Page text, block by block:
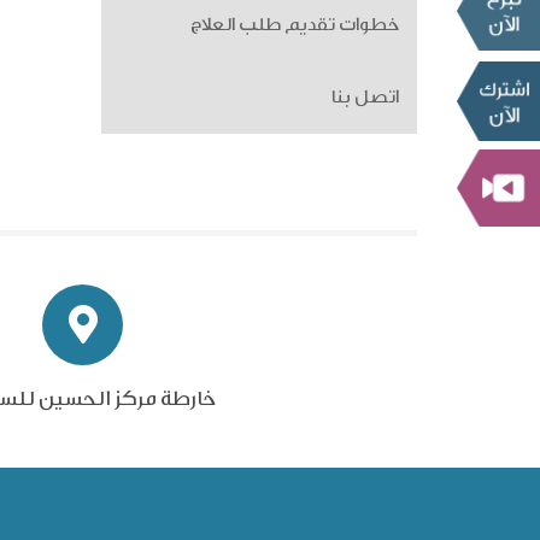
خطوات تقديم طلب العلاج
اتصل بنا
خارطة مركز الحسين